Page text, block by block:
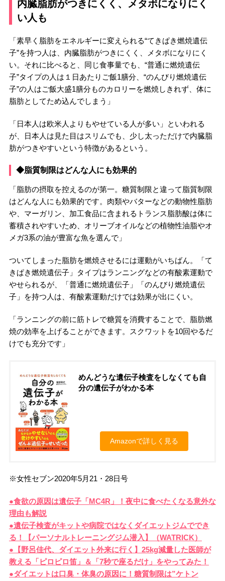
内臓脂肪がつきにくく、メタボになりにく
い人も
「素早く脂肪をエネルギーに変えられる“てきぱき燃焼遺伝
子”を持つ人は、内臓脂肪がつきにくく、メタボになりにく
い。それに比べると、同じ食事量でも、“普通に燃焼遺伝
子”タイプの人は１日あたりご飯1膳分、“のんびり燃焼遺伝
子”の人はご飯大盛1膳分ものカロリーを燃焼しきれず、体に
脂肪としてため込んでしまう」
「日本人は欧米人よりもやせている人が多い」といわれる
が、日本人は見た目はスリムでも、少し太っただけで内臓脂
肪がつきやすいという特徴があるという。
◆脂質制限はどんな人にも効果的
「脂肪の摂取を控えるのが第一。糖質制限と違って脂質制限
はどんな人にも効果的です。肉類やバターなどの動物性脂肪
や、マーガリン、加工食品に含まれるトランス脂肪酸は体に
蓄積されやすいため、オリーブオイルなどの植物性油脂やオ
メガ3系の油が豊富な魚を選んで」
ついてしまった脂肪を燃焼させるには運動がいちばん。「て
きぱき燃焼遺伝子」タイプはランニングなどの有酸素運動で
やせられるが、「普通に燃焼遺伝子」「のんびり燃焼遺伝
子」を持つ人は、有酸素運動だけでは効果が出にくい。
「ランニングの前に筋トレで糖質を消費することで、脂肪燃
焼の効率を上げることができます。スクワットを10回やるだ
けでも充分です」
めんどうな遺伝子検査をしなくても自
分の遺伝子がわかる本
Amazonで詳しく見る
※女性セブン2020年5月21・28日号
●食欲の原因は遺伝子「MC4R」！夜中に食べたくなる意外な
理由も解説
●遺伝子検査がキットや病院ではなくダイエットジムででき
る！【パーソナルトレーニングジム潜入】（WATRICK）
●【野呂佳代、ダイエット外来に行く】25kg減量した医師が
教える「ピロピロ笛」＆「7秒で座るだけ」をやってみた！
●ダイエットは口臭・体臭の原因に！糖質制限は”ケトン